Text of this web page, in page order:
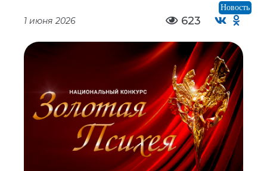
Новость
1 июня 2026 623